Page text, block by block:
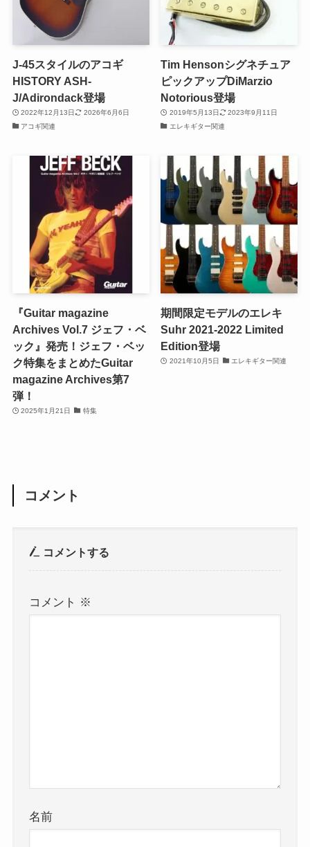
J-45スタイルのアコギ
HISTORY ASH-
J/Adirondack登場
2022年12月13日
2026年6月6日
アコギ関連
Tim Hensonシグネチュア
ピックアップDiMarzio
Notorious登場
2019年5月13日
2023年9月11日
エレキギター関連
『Guitar magazine
Archives Vol.7 ジェフ・ベ
ック』発売！ジェフ・ベッ
ク特集をまとめたGuitar
magazine Archives第7
弾！
2025年1月21日 特集
期間限定モデルのエレキ
Suhr 2021-2022 Limited
Edition登場
2021年10月5日 エレキギター関連
コメント
コメントする
コメント ※
名前